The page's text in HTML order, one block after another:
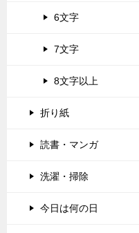
6文字
7文字
8文字以上
折り紙
読書・マンガ
洗濯・掃除
今日は何の日